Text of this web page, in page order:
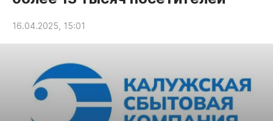
Криминал
Образование
Общество
Погода
16.04.2025, 15:01